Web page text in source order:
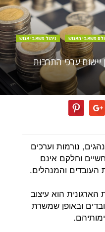
משאבי האנוש
ניהול משאבי אנוש
יישום ערכי התרבות
נורמות וערכים
וחלקם אינם
העובדים והמנהלים.
הוא עיצוב
ובאופן שמשרת